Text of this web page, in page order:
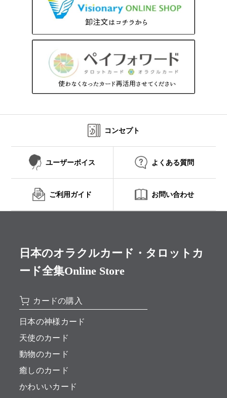
コンセプト
ユーザーボイス よくある質問
ご利用ガイド お問い合わせ
日本のオラクルカード・タロットカ
ード全集Online Store
カードの購入
日本の神様カード
天使のカード
動物のカード
癒しのカード
かわいいカード